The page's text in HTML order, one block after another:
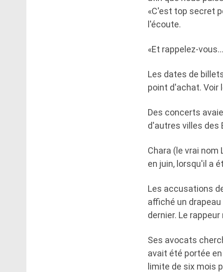
«C'est top secret
l'écoute.
«Et rappelez-
Les dates de
point d'achat. Voir
Des concerts
d'autres villes des
Chara (le vrai nom
en juin, lorsqu'il a
Les accusations
affiché un
dernier. Le
Ses avocats
avait été portée
limite de six mois